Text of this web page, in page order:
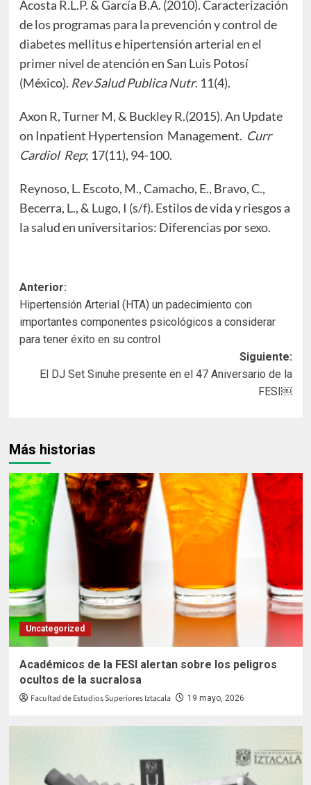
Acosta R.L.P. & García B.A. (2010). Caracterización
de los programas para la prevención y control de
diabetes mellitus e hipertensión arterial en el
primer nivel de atención en San Luis Potosí
(México). Rev Salud Publica Nutr. 11(4).
Axon R, Turner M, & Buckley R.(2015). An Update
on Inpatient Hypertension Management. Curr
Cardiol Rep; 17(11), 94-100.
Reynoso, L. Escoto, M., Camacho, E., Bravo, C.,
Becerra, L., & Lugo, I (s/f). Estilos de vida y riesgos a
la salud en universitarios: Diferencias por sexo.
Navegación
de
entradas
Anterior:
Hipertensión Arterial (HTA) un padecimiento con
importantes componentes psicológicos a considerar
para tener éxito en su control
Siguiente:
El DJ Set Sinuhe presente en el 47 Aniversario de la
FESI￼
Más historias
Uncategorized
Académicos de la FESI alertan sobre los peligros
ocultos de la sucralosa
Facultad de Estudios Superiores Iztacala 19 mayo, 2026